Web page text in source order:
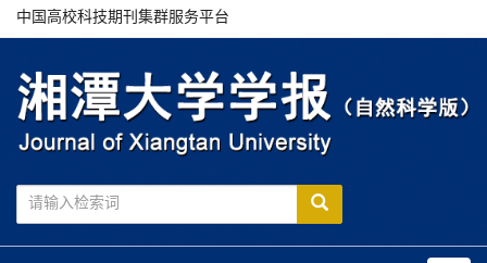
中国高校科技期刊集群服务平台